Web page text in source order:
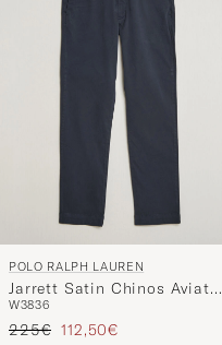
POLO RALPH LAUREN
Jarrett Satin Chinos Aviator
Navy
W3836
Regulärer Preis
225€ Reduzierter Preis
112,50€